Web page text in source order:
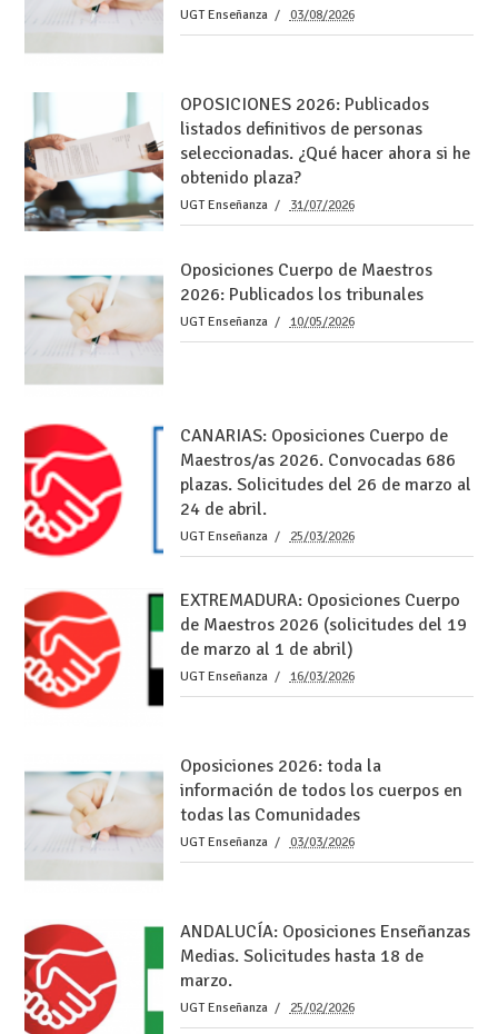
UGT Enseñanza 03/08/2026
OPOSICIONES 2026: Publicados
listados definitivos de personas
seleccionadas. ¿Qué hacer ahora si he
obtenido plaza?
UGT Enseñanza 31/07/2026
Oposiciones Cuerpo de Maestros
2026: Publicados los tribunales
UGT Enseñanza 10/05/2026
CANARIAS: Oposiciones Cuerpo de
Maestros/as 2026. Convocadas 686
plazas. Solicitudes del 26 de marzo al
24 de abril.
UGT Enseñanza 25/03/2026
EXTREMADURA: Oposiciones Cuerpo
de Maestros 2026 (solicitudes del 19
de marzo al 1 de abril)
UGT Enseñanza 16/03/2026
Oposiciones 2026: toda la
información de todos los cuerpos en
todas las Comunidades
UGT Enseñanza 03/03/2026
ANDALUCÍA: Oposiciones Enseñanzas
Medias. Solicitudes hasta 18 de
marzo.
UGT Enseñanza 25/02/2026